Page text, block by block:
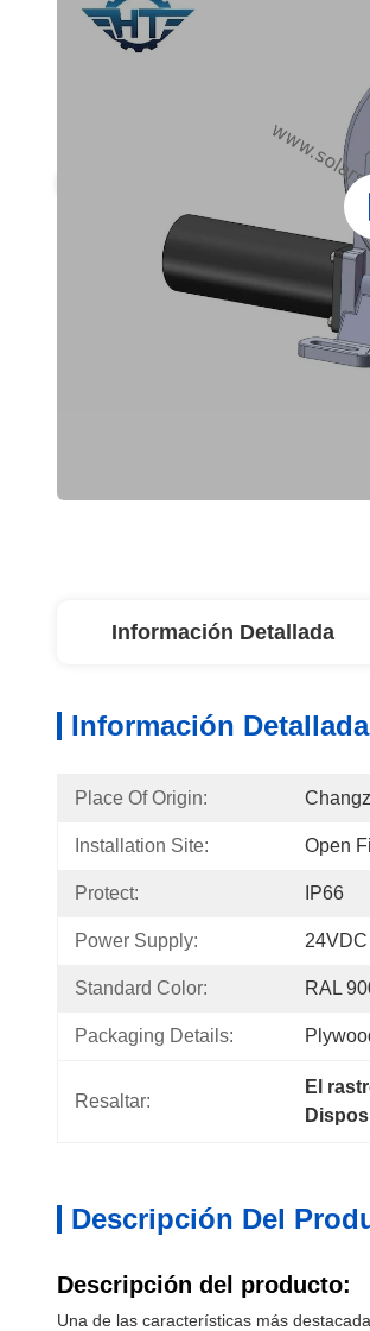
Información Detallada
Información Detallada
Place Of Origin:
Installation Site: Open
Protect: IP66
Power Supply: 24VDC
Standard Color: RAL
Packaging Details:
Resaltar:
El
Descripción Del
Descripción del producto:
Una de las características más